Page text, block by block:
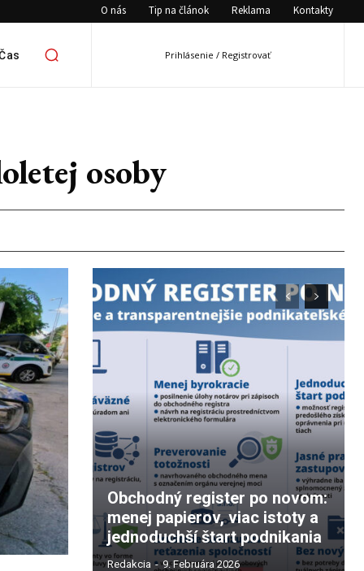
O nás Tip na článok Reklama Kontakty
Prihlásenie / Registrovať
osoby
Obchodný register po novom:
menej papierov, viac istoty a
jednoduchší štart podnikania
Redakcia - 9. Februára 2026